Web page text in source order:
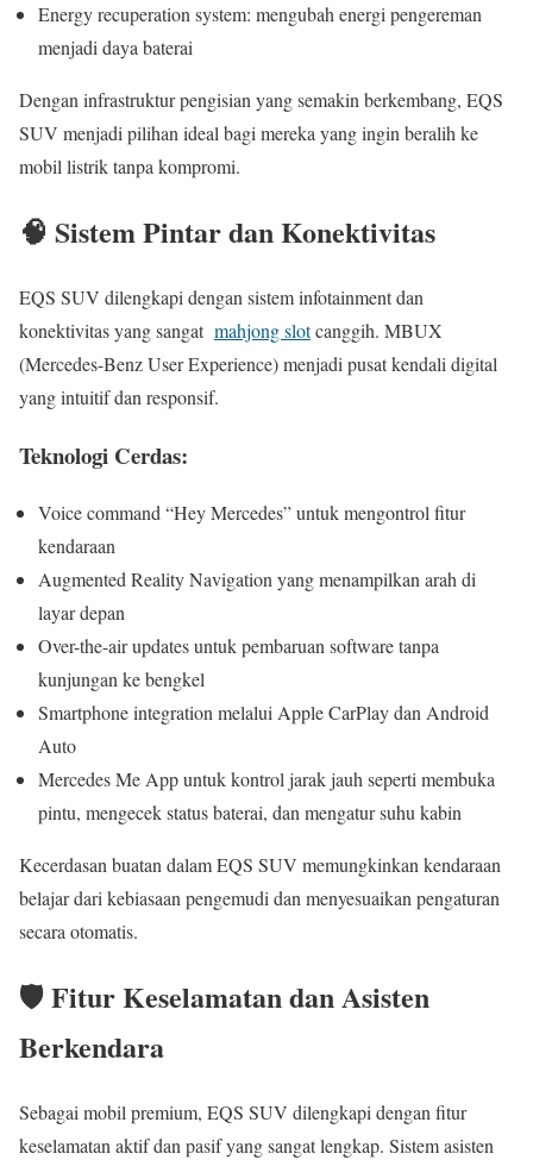
Energy recuperation system: mengubah energi pengereman
menjadi daya baterai
Dengan infrastruktur pengisian yang semakin berkembang, EQS
SUV menjadi pilihan ideal bagi mereka yang ingin beralih ke
mobil listrik tanpa kompromi.
🧠 Sistem Pintar dan Konektivitas
EQS SUV dilengkapi dengan sistem infotainment dan
konektivitas yang sangat mahjong slotcanggih. MBUX
(Mercedes-Benz User Experience) menjadi pusat kendali digital
yang intuitif dan responsif.
Teknologi Cerdas:
Voice command “Hey Mercedes” untuk mengontrol fitur
kendaraan
Augmented Reality Navigation yang menampilkan arah di
layar depan
Over-the-air updates untuk pembaruan software tanpa
kunjungan ke bengkel
Smartphone integration melalui Apple CarPlay dan Android
Auto
Mercedes Me App untuk kontrol jarak jauh seperti membuka
pintu, mengecek status baterai, dan mengatur suhu kabin
Kecerdasan buatan dalam EQS SUV memungkinkan kendaraan
belajar dari kebiasaan pengemudi dan menyesuaikan pengaturan
secara otomatis.
🛡️ Fitur Keselamatan dan Asisten
Berkendara
Sebagai mobil premium, EQS SUV dilengkapi dengan fitur
keselamatan aktif dan pasif yang sangat lengkap. Sistem asisten